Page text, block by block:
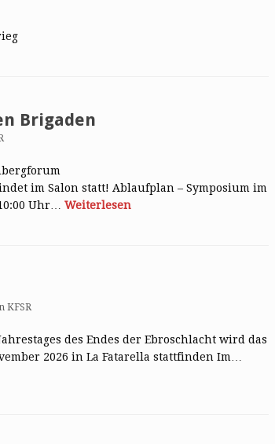
Brigaden
im Salon statt! Ablaufplan – Symposium im
Uhr… Weiterlesen
KFSR
des Endes der Ebroschlacht wird das
2026 in La Fatarella stattfinden Im…